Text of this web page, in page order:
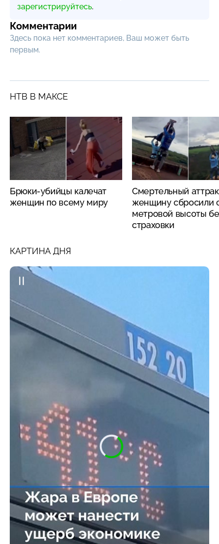
зарегистрируйтесь.
Комментарии
Здесь пока нет комментариев, Ваш может быть
первым.
НТВ В МАКСЕ
Брюки-убийцы калечат
женщин по всему миру
Смертельный
женщину сбросили
метровой высоты
страховки
КАРТИНА ДНЯ